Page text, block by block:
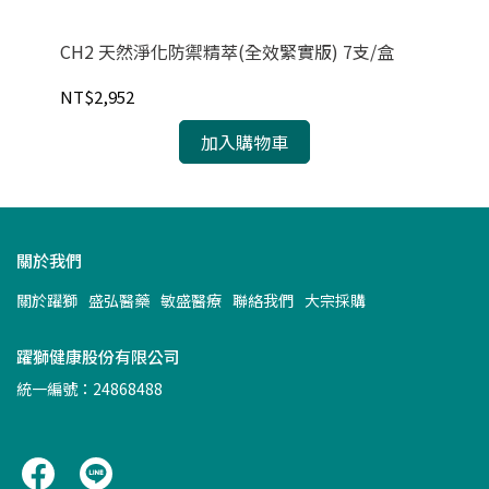
CH2 天然淨化防禦精萃(全效緊實版) 7支/盒
NT$2,952
加入購物車
關於我們
關於躍獅 盛弘醫藥 敏盛醫療 聯絡我們 大宗採購
躍獅健康股份有限公司
統一編號：24868488